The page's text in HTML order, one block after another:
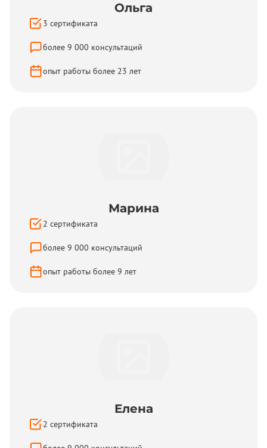
Ольга
3 сертификата
более 9 000 консультаций
опыт работы более 23 лет
Марина
2 сертификата
более 9 000 консультаций
опыт работы более 9 лет
Елена
2 сертификата